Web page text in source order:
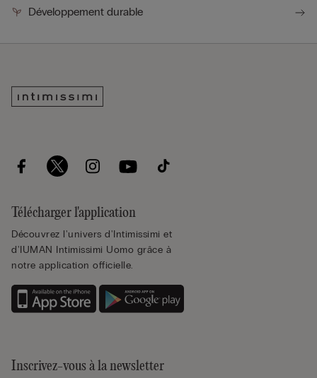
Développement durable
Télécharger l'application
Découvrez l'univers d'Intimissimi et
d'IUMAN Intimissimi Uomo grâce à
notre application officielle.
Inscrivez-vous à la newsletter